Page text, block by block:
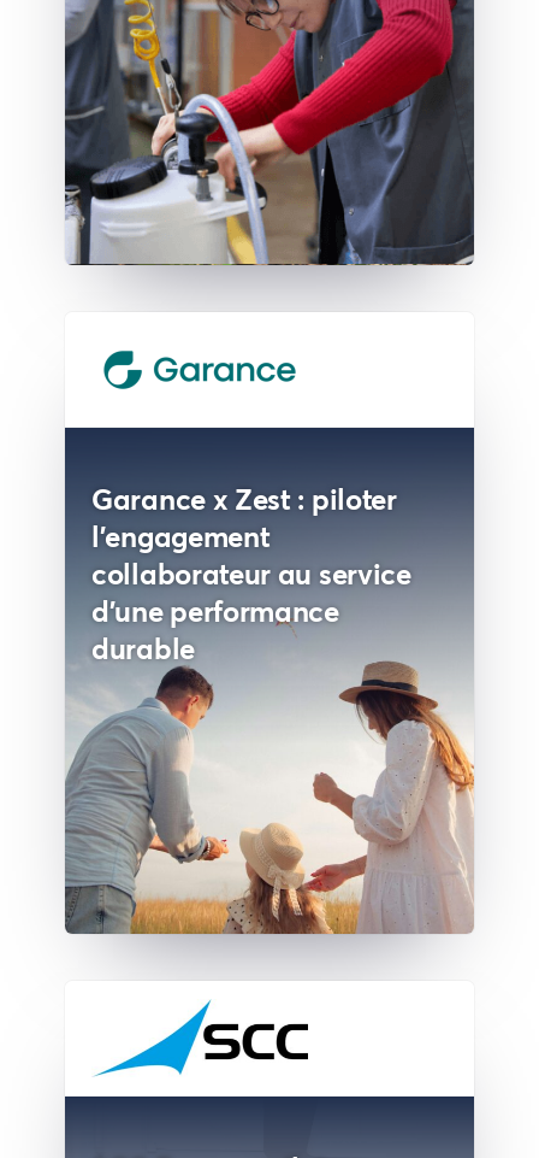
Garance x Zest : piloter
l'engagement
collaborateur au service
d'une performance
durable